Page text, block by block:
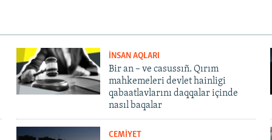
İNSAN AQLARI
Bir an – ve casussıñ. Qırım
mahkemeleri devlet hainligi
qabaatlavlarını daqqalar içinde
nasıl baqalar
CEMİYET